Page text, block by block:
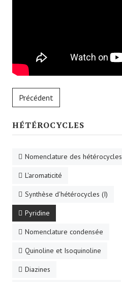
Précédent
HÉTÉROCYCLES
Nomenclature des hétérocycles
L'aromaticité
Synthèse d'hétérocycles (I)
Pyridine
Nomenclature condensée
Quinoline et Isoquinoline
Diazines